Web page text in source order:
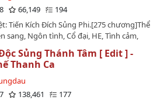
nhẹ nhàng vuốt bản vẽ, vẻ mặt vô tội:
bổn vương là 'vô dục tắc cương' [2].Các
Câu gốc là 带把儿的小皇子: Đới bả nhi
tử. Nàng nào thắc mắc có thể tra, ta
nghe bình dân dễ hiểu thôi. [2] Vô dục tắc
nói của Khổng Tử, một triết lý của Nho
không có ham muốn dục vọng thì sẽ
mẽ kiên cường.…
đó, Tú Nguyệt nghĩ: Hoàng thượng
ở hậu cung ngoan ngoãn cụp đuôi
cùng, đôi mắt của người trong hậu
đều đỏ lên!Tú Nguyệt: Mọi người ngàn
tỉnh táo, hãy nghe ta nói, Hoàng thượng
lòng người xem thường nhất, chính là
(╯‵□′)╯︵┻━┻…
66,149
194
Tiến Kích Đích Sủng Phi.[275 chương]Thể
sang, Ngôn tình, Cổ đại, HE, Tình cảm,
Cung đấu, Cung đình hầu tước.Edit: Team
phụ trách: Chiêu Hoàng Thái phiVĂN
của Đại Tần, chia làm ba thế lực. Thế gia,
thượng, không ai nhường ai.Kiếp
là Chiêu nghi được vô vàn sủng ái, lại
Sủng Thánh Tâm [ Edit ] -
Thanh Ca
138,461
177